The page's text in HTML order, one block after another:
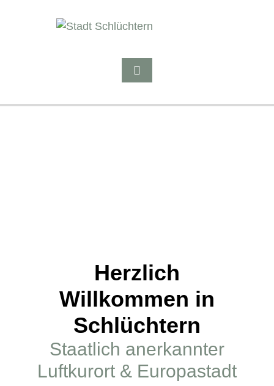
Herzlich
Willkommen in
Schlüchtern
Staatlich anerkannter
Luftkurort & Europastadt